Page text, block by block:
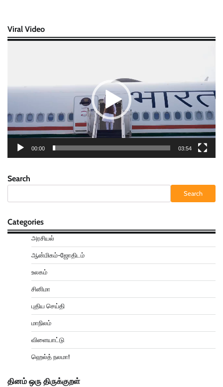
Viral Video
00:00 03:54
Search
Search
Categories
அரசியல்
ஆன்மிகம்-ஜோதிடம்
உலகம்
சினிமா
புதிய செய்தி
மாநிலம்
விளையாட்டு
ஹெல்த் நலமா!
தினம் ஒரு திருக்குறள்